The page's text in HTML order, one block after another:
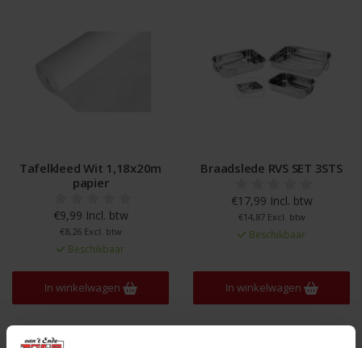
Tafelkleed Wit 1,18x20m
papier
€9,99 Incl. btw
€8,26 Excl. btw
Beschikbaar
In winkelwagen
Braadslede RVS SET 3STS
€17,99 Incl. btw
€14,87 Excl. btw
Beschikbaar
In winkelwagen